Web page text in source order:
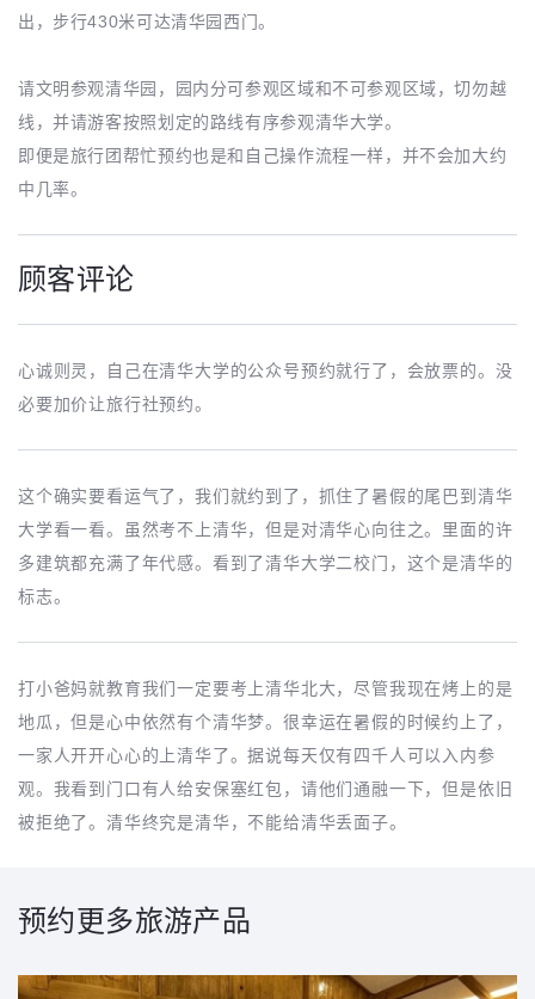
出，步行430米可达清华园西门。
请文明参观清华园，园内分可参观区域和不可参观区域，切勿越
线，并请游客按照划定的路线有序参观清华大学。
即便是旅行团帮忙预约也是和自己操作流程一样，并不会加大约
中几率。
顾客评论
心诚则灵，自己在清华大学的公众号预约就行了，会放票的。没
必要加价让旅行社预约。
这个确实要看运气了，我们就约到了，抓住了暑假的尾巴到清华
大学看一看。虽然考不上清华，但是对清华心向往之。里面的许
多建筑都充满了年代感。看到了清华大学二校门，这个是清华的
标志。
打小爸妈就教育我们一定要考上清华北大，尽管我现在烤上的是
地瓜，但是心中依然有个清华梦。很幸运在暑假的时候约上了，
一家人开开心心的上清华了。据说每天仅有四千人可以入内参
观。我看到门口有人给安保塞红包，请他们通融一下，但是依旧
被拒绝了。清华终究是清华，不能给清华丢面子。
预约更多旅游产品